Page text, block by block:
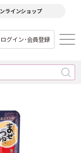
ラインショップ
ログイン･会員登録